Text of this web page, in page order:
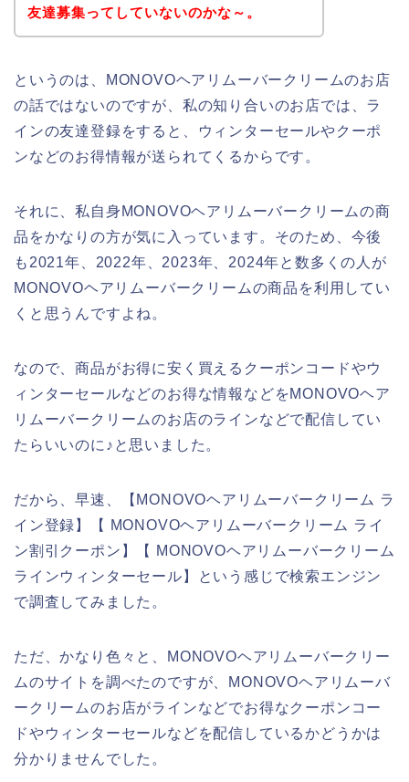
友達募集ってしていないのかな～。
というのは、MONOVOヘアリムーバークリームのお店
の話ではないのですが、私の知り合いのお店では、ラ
インの友達登録をすると、ウィンターセールやクーポ
ンなどのお得情報が送られてくるからです。
それに、私自身MONOVOヘアリムーバークリームの商
品をかなりの方が気に入っています。そのため、今後
も2021年、2022年、2023年、2024年と数多くの人が
MONOVOヘアリムーバークリームの商品を利用してい
くと思うんですよね。
なので、商品がお得に安く買えるクーポンコードやウ
ィンターセールなどのお得な情報などをMONOVOヘア
リムーバークリームのお店のラインなどで配信してい
たらいいのに♪と思いました。
だから、早速、【MONOVOヘアリムーバークリーム ラ
イン登録】【 MONOVOヘアリムーバークリーム ライ
ン割引クーポン】【 MONOVOヘアリムーバークリーム
ラインウィンターセール】という感じで検索エンジン
で調査してみました。
ただ、かなり色々と、MONOVOヘアリムーバークリー
ムのサイトを調べたのですが、MONOVOヘアリムーバ
ークリームのお店がラインなどでお得なクーポンコー
ドやウィンターセールなどを配信しているかどうかは
分かりませんでした。